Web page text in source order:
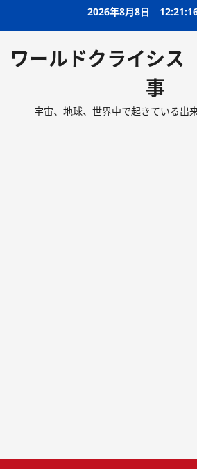
2026年8月8日
ワールドクライシ
事
宇宙、地球、世界中で起きている出